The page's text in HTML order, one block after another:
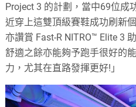
Project 3 的計劃，當中69位成
近穿上這雙頂級賽鞋成功刷新
亦讚賞 Fast-R NITRO™ Elite 3
舒適之餘亦能夠予跑手很好的
力，尤其在直路發揮更好!」